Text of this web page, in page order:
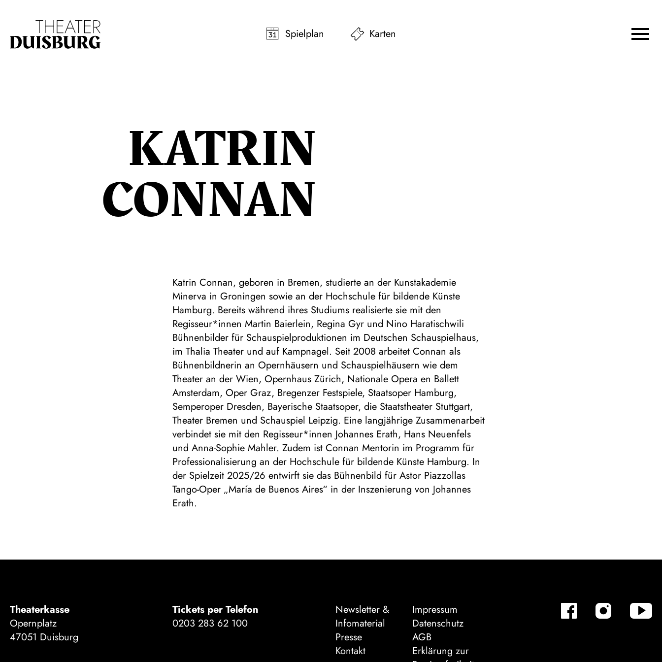
Spielplan
Karten
KATRIN
CONNAN
Katrin Connan, geboren in Bremen, studierte an der Kunstakademie
Minerva in Groningen sowie an der Hochschule für bildende Künste
Hamburg. Bereits während ihres Studiums realisierte sie mit den
Regisseur*innen Martin Baierlein, Regina Gyr und Nino Haratischwili
Bühnenbilder für Schauspielproduktionen im Deutschen Schauspielhaus,
im Thalia Theater und auf Kampnagel. Seit 2008 arbeitet Connan als
Bühnenbildnerin an Opernhäusern und Schauspielhäusern wie dem
Theater an der Wien, Opernhaus Zürich, Nationale Opera en Ballett
Amsterdam, Oper Graz, Bregenzer Festspiele, Staatsoper Hamburg,
Semperoper Dresden, Bayerische Staatsoper, die Staatstheater Stuttgart,
Theater Bremen und Schauspiel Leipzig. Eine langjährige Zusammenarbeit
verbindet sie mit den Regisseur*innen Johannes Erath, Hans Neuenfels
und Anna-Sophie Mahler. Zudem ist Connan Mentorin im Programm für
Professionalisierung an der Hochschule für bildende Künste Hamburg. In
der Spielzeit 2025/26 entwirft sie das Bühnenbild für Astor Piazzollas
Tango-Oper „María de Buenos Aires“ in der Inszenierung von Johannes
Erath.
Theaterkasse
Opernplatz
47051 Duisburg
Tickets per Telefon
0203 283 62 100
Newsletter &
Infomaterial
Presse
Kontakt
Impressum
Datenschutz
AGB
Erklärung zur